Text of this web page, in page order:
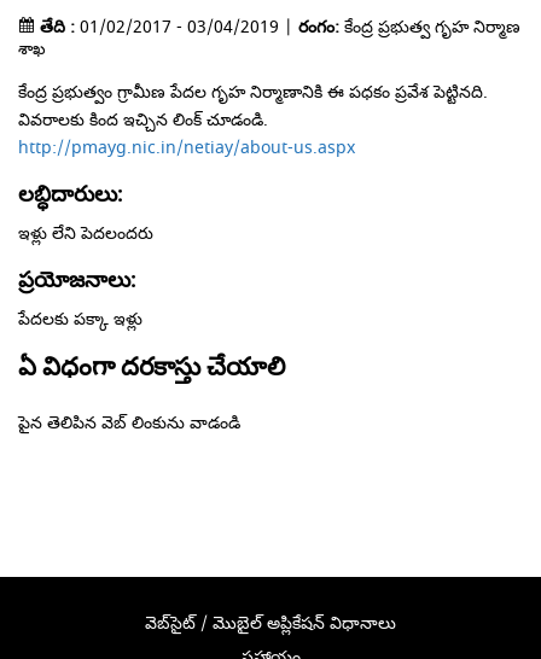
తేది :01/02/2017 - 03/04/2019 |రంగం:కేంద్ర ప్రభుత్వ గృహ నిర్మాణ
శాఖ
కేంద్ర ప్రభుత్వం గ్రామీణ పేదల గృహ నిర్మాణానికి ఈ పధకం ప్రవేశ పెట్టినది.
వివరాలకు కింద ఇచ్చిన లింక్ చూడండి.
http://pmayg.nic.in/netiay/about-us.aspx
లబ్ధిదారులు:
ఇళ్లు లేని పెదలందరు
ప్రయోజనాలు:
పేదలకు పక్కా ఇళ్లు
ఏ విధంగా దరకాస్తు చేయాలి
పైన తెలిపిన వెబ్ లింకును వాడండి
వెబ్‌సైట్ / మొబైల్ అప్లికేషన్ విధానాలు